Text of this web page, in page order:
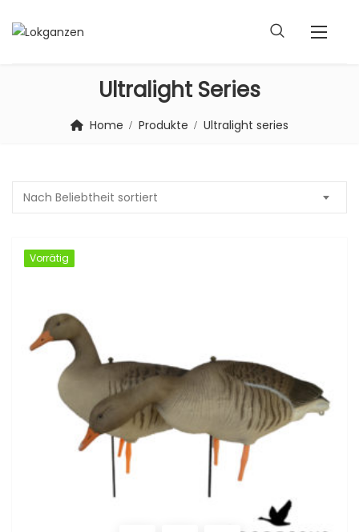
Ultralight Series
Home Produkte Ultralight series
Nach Beliebtheit sortiert
Vorrätig
Vorrätig